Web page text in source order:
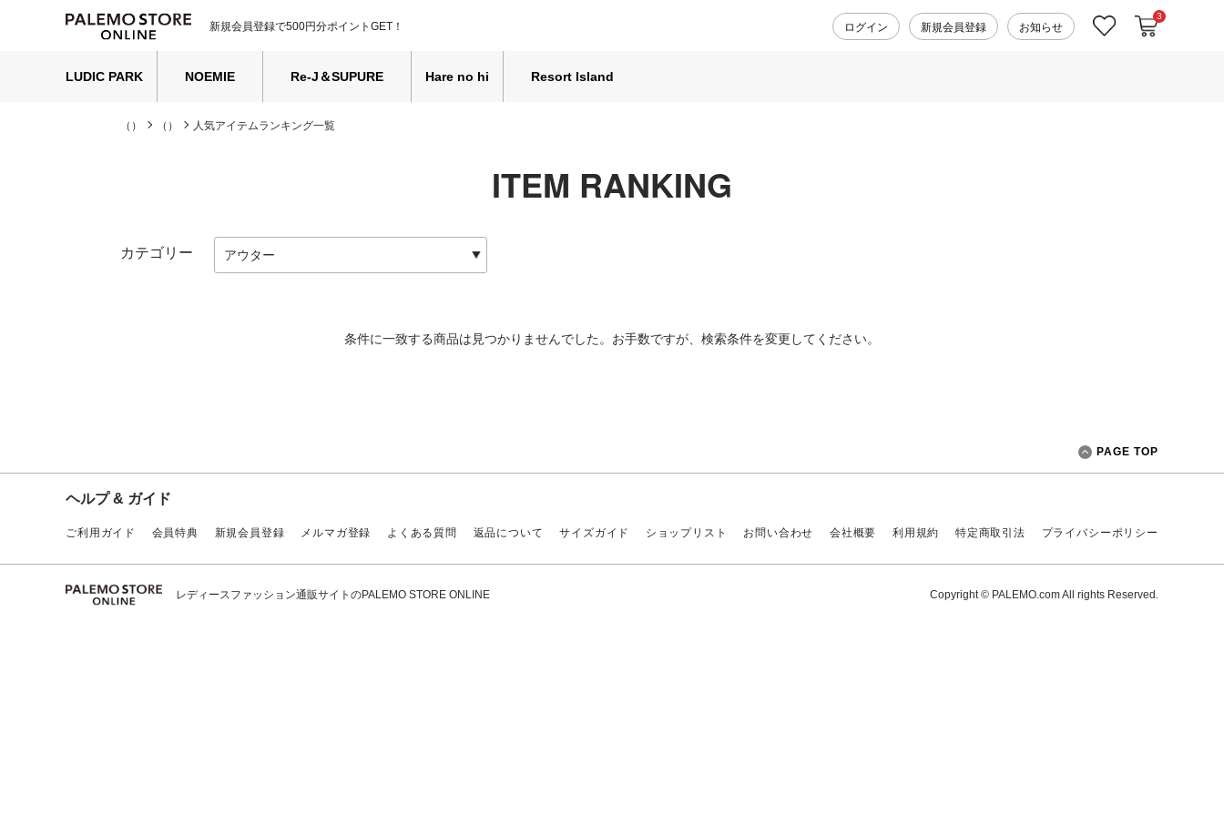
新規会員登録で500円分ポイントGET！ ログイン 新規会員登録 お知らせ お気に入りカートに入
3
LUDIC PARK NOEMIE Re-J＆SUPURE Hare no hi Resort Island
（） （） 人気アイテムランキング一覧
ITEM RANKING
カテゴリー
条件に一致する商品は見つかりませんでした。お手数ですが、検索条件を変更してください。
PAGE TOP
ヘルプ & ガイド
ご利用ガイド 会員特典 新規会員登録 メルマガ登録 よくある質問 返品について サイズガイド ショップリスト お問い合わせ 会社概要 利用規約 特定商取引法 プライバシーポリシー
レディースファッション通販サイトのPALEMO STORE ONLINE Copyright © PALEMO.com All rights Reserved.